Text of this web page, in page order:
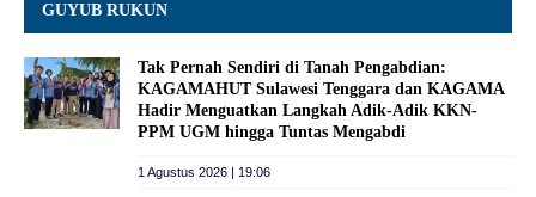
GUYUB RUKUN
Tak Pernah Sendiri di Tanah Pengabdian:
KAGAMAHUT Sulawesi Tenggara dan KAGAMA
Hadir Menguatkan Langkah Adik-Adik KKN-
PPM UGM hingga Tuntas Mengabdi
1 Agustus 2026 | 19:06